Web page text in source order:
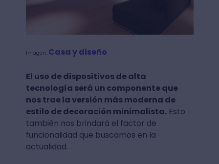
Imagen: Casa y diseño
El uso de dispositivos de alta
tecnología será un componente que
nos trae la versión más moderna de
estilo de decoración minimalista.Esto
también nos brindará el factor de
funcionalidad que buscamos en la
actualidad.